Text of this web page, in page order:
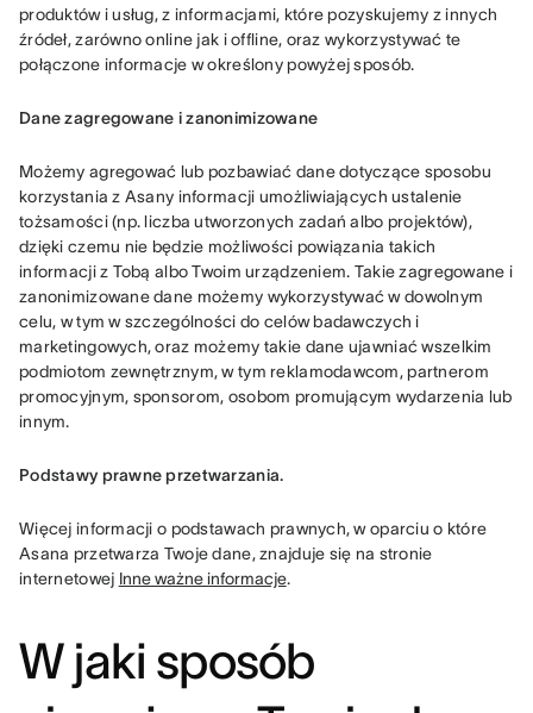
produktów i usług, z informacjami, które pozyskujemy z innych
źródeł, zarówno online jak i offline, oraz wykorzystywać te
połączone informacje w określony powyżej sposób.
Dane zagregowane i zanonimizowane
Możemy agregować lub pozbawiać dane dotyczące sposobu
korzystania z Asany informacji umożliwiających ustalenie
tożsamości (np. liczba utworzonych zadań albo projektów),
dzięki czemu nie będzie możliwości powiązania takich
informacji z Tobą albo Twoim urządzeniem. Takie zagregowane i
zanonimizowane dane możemy wykorzystywać w dowolnym
celu, w tym w szczególności do celów badawczych i
marketingowych, oraz możemy takie dane ujawniać wszelkim
podmiotom zewnętrznym, w tym reklamodawcom, partnerom
promocyjnym, sponsorom, osobom promującym wydarzenia lub
innym.
Podstawy prawne przetwarzania.
Więcej informacji o podstawach prawnych, w oparciu o które
Asana przetwarza Twoje dane, znajduje się na stronie
internetowej Inne ważne informacje.
W jaki sposób